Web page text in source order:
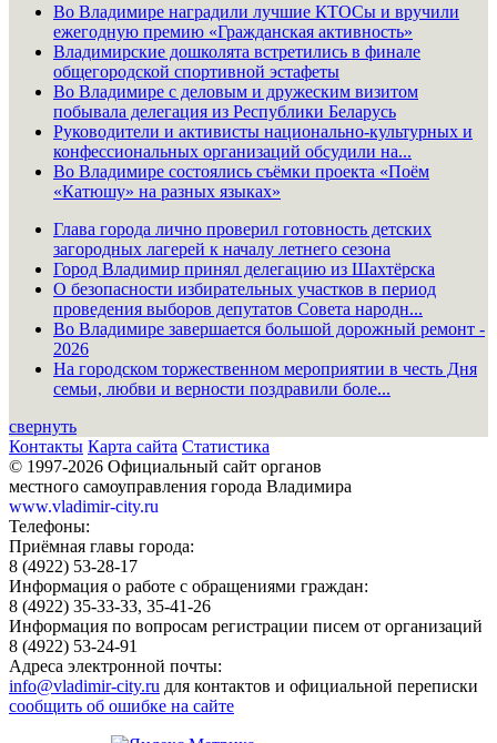
Во Владимире наградили лучшие КТОСы и вручили
ежегодную премию «Гражданская активность»
Владимирские дошколята встретились в финале
общегородской спортивной эстафеты
Во Владимире с деловым и дружеским визитом
побывала делегация из Республики Беларусь
Руководители и активисты национально-культурных и
конфессиональных организаций обсудили на...
Во Владимире состоялись съёмки проекта «Поём
«Катюшу» на разных языках»
Глава города лично проверил готовность детских
загородных лагерей к началу летнего сезона
Город Владимир принял делегацию из Шахтёрска
О безопасности избирательных участков в период
проведения выборов депутатов Совета народн...
Во Владимире завершается большой дорожный ремонт -
2026
На городском торжественном мероприятии в честь Дня
семьи, любви и верности поздравили боле...
свернуть
Контакты Карта сайта Статистика
© 1997-2026 Официальный сайт органов
местного самоуправления города Владимира
www.vladimir-city.ru
Телефоны:
Приёмная главы города:
8 (4922) 53-28-17
Информация о работе с обращениями граждан:
8 (4922) 35-33-33, 35-41-26
Информация по вопросам регистрации писем от организаций
8 (4922) 53-24-91
Адреса электронной почты:
info@vladimir-city.ru для контактов и официальной переписки
сообщить об ошибке на сайте